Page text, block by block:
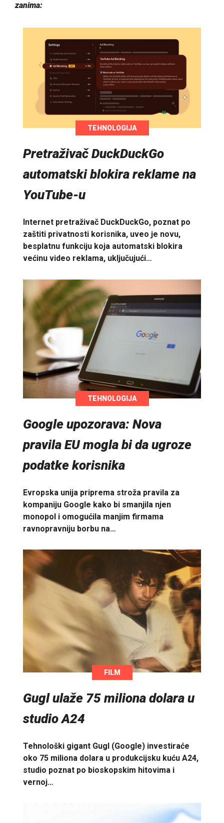
zanima:
TEHNOLOGIJA
Pretraživač DuckDuckGo
automatski blokira reklame na
YouTube-u
Internet pretraživač DuckDuckGo, poznat po
zaštiti privatnosti korisnika, uveo je novu,
besplatnu funkciju koja automatski blokira
većinu video reklama, uključujući…
TEHNOLOGIJA
Google upozorava: Nova
pravila EU mogla bi da ugroze
podatke korisnika
Evropska unija priprema stroža pravila za
kompaniju Google kako bi smanjila njen
monopol i omogućila manjim firmama
ravnopravniju borbu na…
FILM
Gugl ulaže 75 miliona dolara u
studio A24
Tehnološki gigant Gugl (Google) investiraće
oko 75 miliona dolara u produkcijsku kuću A24,
studio poznat po bioskopskim hitovima i
vernoj…